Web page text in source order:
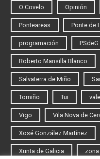
O Covelo Opinión
Ponteareas Ponte de
programación PSdeG
Roberto Mansilla Blanco
Salvaterra de Miño
Tomiño Tui
Vigo Vila Nova de
Xosé González Martínez
Xunta de Galicia